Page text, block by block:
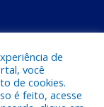
de
você
de cookies.
é feito, acesse